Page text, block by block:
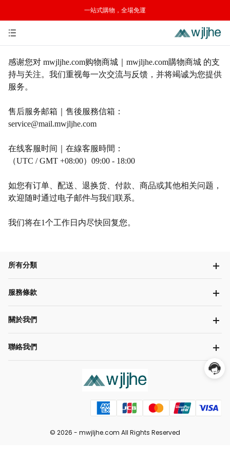
一站式購物，全場免運
感谢您对 mwjljhe.com购物商城｜mwjljhe.com購物商城 的支
持与关注。我们重视每一次交流与反馈，并将竭诚为您提供
服务。
售后服务邮箱｜售後服務信箱：
service@mail.mwjljhe.com
在线客服时间｜在線客服時間：
（UTC / GMT +08:00）09:00 - 18:00
如您有订单、配送、退换货、付款、商品或其他相关问题，
欢迎随时通过电子邮件与我们联系。
我们将在1个工作日内尽快回复您。
所有分類
服務條款
關於我們
聯絡我們
© 2026 - mwjljhe.com All Rights Reserved